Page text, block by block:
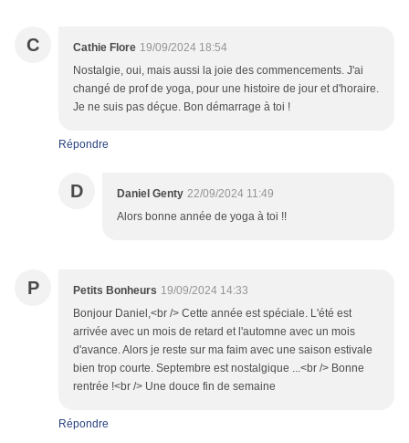
C Cathie Flore 19/09/2024 18:54
Nostalgie, oui, mais aussi la joie des commencements. J'ai
changé de prof de yoga, pour une histoire de jour et d'horaire.
Je ne suis pas déçue. Bon démarrage à toi !
Répondre
D Daniel Genty 22/09/2024 11:49
Alors bonne année de yoga à toi !!
P Petits Bonheurs 19/09/2024 14:33
Bonjour Daniel,<br /> Cette année est spéciale. L'été est
arrivée avec un mois de retard et l'automne avec un mois
d'avance. Alors je reste sur ma faim avec une saison estivale
bien trop courte. Septembre est nostalgique ...<br /> Bonne
rentrée !<br /> Une douce fin de semaine
Répondre